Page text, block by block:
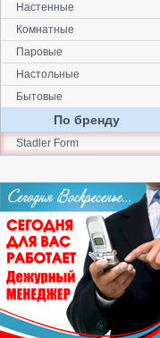
Настенные
Комнатные
Паровые
Настольные
Бытовые
По бренду
Stadler Form